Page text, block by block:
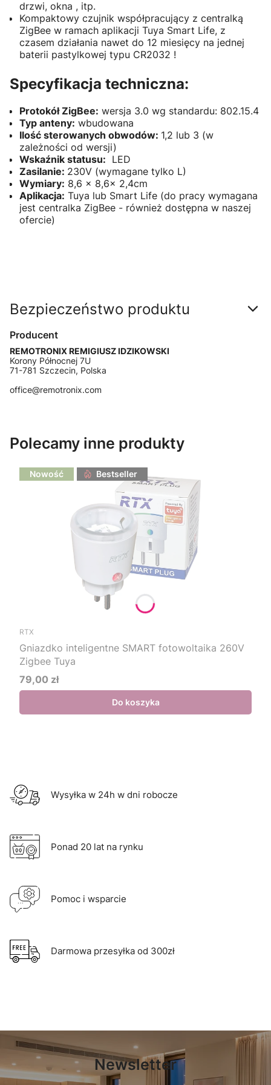
drzwi, okna , itp.
Kompaktowy czujnik współpracujący z centralką
ZigBee w ramach aplikacji Tuya Smart Life, z
czasem działania nawet do 12 miesięcy na jednej
baterii pastylkowej typu CR2032 !
Specyfikacja techniczna:
Protokół ZigBee: wersja 3.0 wg standardu: 802.15.4
Typ anteny: wbudowana
Ilość sterowanych obwodów: 1,2 lub 3 (w
zależności od wersji)
Wskaźnik statusu: LED
Zasilanie: 230V (wymagane tylko L)
Wymiary: 8,6 x 8,6x 2,4cm
Aplikacja: Tuya lub Smart Life (do pracy wymagana
jest centralka ZigBee - również dostępna w naszej
ofercie)
Bezpieczeństwo produktu
Producent
REMOTRONIX REMIGIUSZ IDZIKOWSKI
Korony Północnej 7U
71-781 Szczecin, Polska
office@remotronix.com
Polecamy inne produkty
Nowość Bestseller
RTX
Gniazdko inteligentne SMART fotowoltaika 260V
Zigbee Tuya
Cena
79,00 zł
Do koszyka
Wysyłka w 24h w dni robocze
Ponad 20 lat na rynku
Pomoc i wsparcie
Darmowa przesyłka od 300zł
Newsletter